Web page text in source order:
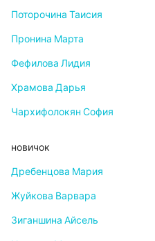
Поторочина Таисия
Пронина Марта
Фефилова Лидия
Храмова Дарья
Чархифолокян София
новичок
Дребенцова Мария
Жуйкова Варвара
Зиганшина Айсель